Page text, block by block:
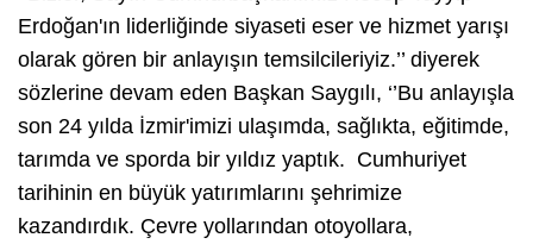
Erdoğan'ın liderliğinde siyaseti eser ve hizmet yarışı
olarak gören bir anlayışın temsilcileriyiz.’’ diyerek
sözlerine devam eden Başkan Saygılı, ‘’Bu anlayışla
son 24 yılda İzmir'imizi ulaşımda, sağlıkta, eğitimde,
tarımda ve sporda bir yıldız yaptık. Cumhuriyet
tarihinin en büyük yatırımlarını şehrimize
kazandırdık. Çevre yollarından otoyollara,